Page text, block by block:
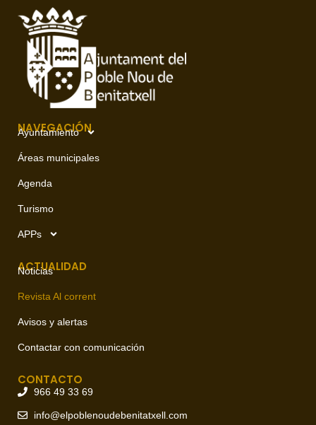
NAVEGACIÓN
Ayuntamiento
Áreas municipales
Agenda
Turismo
APPs
ACTUALIDAD
Noticias
Revista Al corrent
Avisos y alertas
Contactar con comunicación
CONTACTO
966 49 33 69
info@elpoblenoudebenitatxell.com